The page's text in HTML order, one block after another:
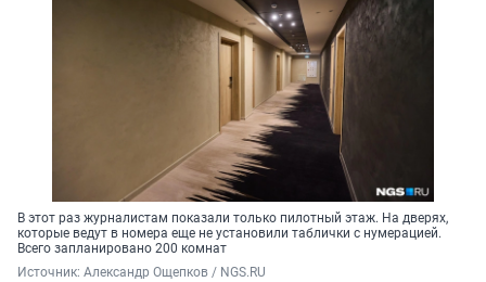
В этот раз журналистам показали только пилотный этаж. На дверях,
которые ведут в номера еще не установили таблички с нумерацией.
Всего запланировано 200 комнат
Источник: Александр Ощепков / NGS.RU